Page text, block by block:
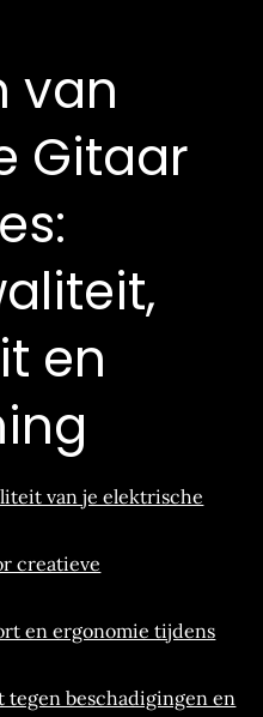
van
Gitaar
en
van je elektrische
creatieve
en ergonomie tijdens
beschadigingen en